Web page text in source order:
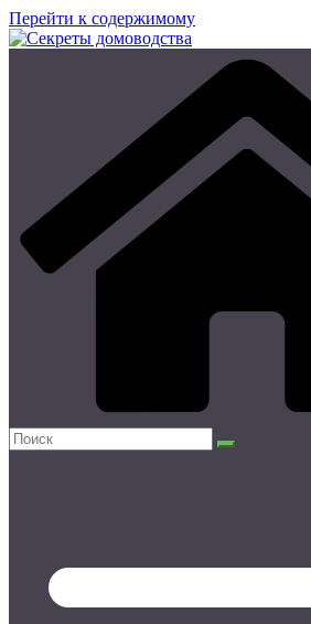
Перейти к содержимому